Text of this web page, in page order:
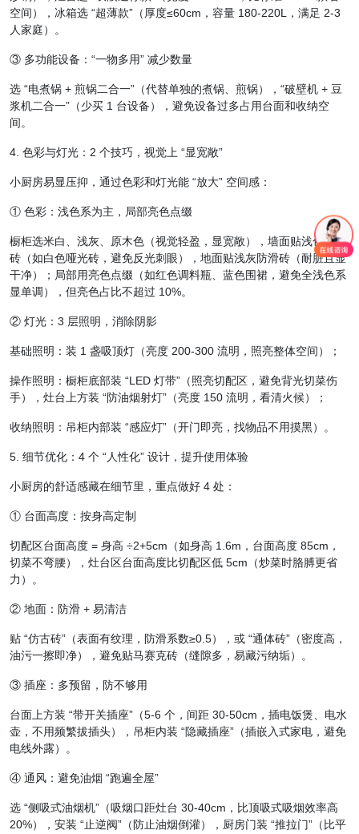
空间），冰箱选 “超薄款”（厚度≤60cm，容量 180-220L，满足 2-3
人家庭）。
③ 多功能设备：“一物多用” 减少数量
选 “电煮锅 + 煎锅二合一”（代替单独的煮锅、煎锅），“破壁机 + 豆
浆机二合一”（少买 1 台设备），避免设备过多占用台面和收纳空
间。
4. 色彩与灯光：2 个技巧，视觉上 “显宽敞”
小厨房易显压抑，通过色彩和灯光能 “放大” 空间感：
① 色彩：浅色系为主，局部亮色点缀
橱柜选米白、浅灰、原木色（视觉轻盈，显宽敞），墙面贴浅色系瓷
砖（如白色哑光砖，避免反光刺眼），地面贴浅灰防滑砖（耐脏且显
干净）；局部用亮色点缀（如红色调料瓶、蓝色围裙，避免全浅色系
显单调），但亮色占比不超过 10%。
② 灯光：3 层照明，消除阴影
基础照明：装 1 盏吸顶灯（亮度 200-300 流明，照亮整体空间）；
操作照明：橱柜底部装 “LED 灯带”（照亮切配区，避免背光切菜伤
手），灶台上方装 “防油烟射灯”（亮度 150 流明，看清火候）；
收纳照明：吊柜内部装 “感应灯”（开门即亮，找物品不用摸黑）。
5. 细节优化：4 个 “人性化” 设计，提升使用体验
小厨房的舒适感藏在细节里，重点做好 4 处：
① 台面高度：按身高定制
切配区台面高度 = 身高 ÷2+5cm（如身高 1.6m，台面高度 85cm，
切菜不弯腰），灶台区台面高度比切配区低 5cm（炒菜时胳膊更省
力）。
② 地面：防滑 + 易清洁
贴 “仿古砖”（表面有纹理，防滑系数≥0.5），或 “通体砖”（密度高，
油污一擦即净），避免贴马赛克砖（缝隙多，易藏污纳垢）。
③ 插座：多预留，防不够用
台面上方装 “带开关插座”（5-6 个，间距 30-50cm，插电饭煲、电水
壶，不用频繁拔插头），吊柜内装 “隐藏插座”（插嵌入式家电，避免
电线外露）。
④ 通风：避免油烟 “跑遍全屋”
选 “侧吸式油烟机”（吸烟口距灶台 30-40cm，比顶吸式吸烟效率高
20%），安装 “止逆阀”（防止油烟倒灌），厨房门装 “推拉门”（比平